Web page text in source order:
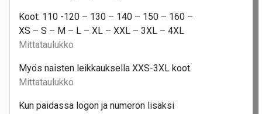
Koot: 110 -120 – 130 – 140 – 150 – 160 –
XS – S – M – L – XL – XXL – 3XL – 4XL
Mittataulukko
Myös naisten leikkauksella XXS-3XL koot.
Mittataulukko
Kun paidassa logon ja numeron lisäksi